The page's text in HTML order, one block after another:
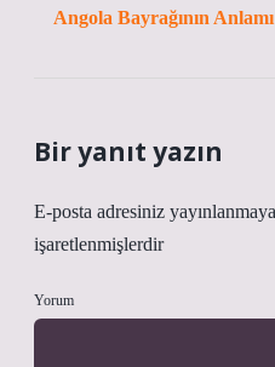
Angola Bayrağının
Bir yanıt yazın
E-posta adresiniz
işaretlenmişlerdir
Yorum